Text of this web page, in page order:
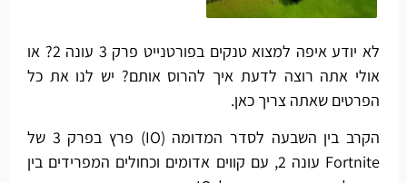
לא יודע איפה למצוא טנקים בפורטנייט פרק 3 עונה 2? או
אולי אתה רוצה לדעת איך להרוס אותם? יש לנו את כל
הפרטים שאתה צריך כאן.
הקרב בין השבעה לסדר המדומה (IO) פרץ בפרק 3 של
Fortnite עונה 2, עם קווים אדומים וכחולים המפרידים בין